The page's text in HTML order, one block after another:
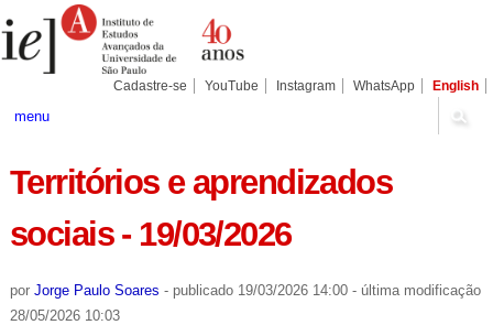
para
conteúdo.
Pessoais
Cadastre-se YouTube Instagram WhatsApp English
menu
Territórios e aprendizados
sociais - 19/03/2026
por Jorge Paulo Soares - publicado19/03/2026 14:00 - última modificação
28/05/2026 10:03